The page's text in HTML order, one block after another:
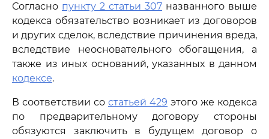
Согласно пункту 2 статьи 307 названного выше
кодекса обязательство возникает из договоров
и других сделок, вследствие причинения вреда,
вследствие неосновательного обогащения, а
также из иных оснований, указанных в данном
кодексе.
В соответствии со статьей 429 этого же кодекса
по предварительному договору стороны
обязуются заключить в будущем договор о